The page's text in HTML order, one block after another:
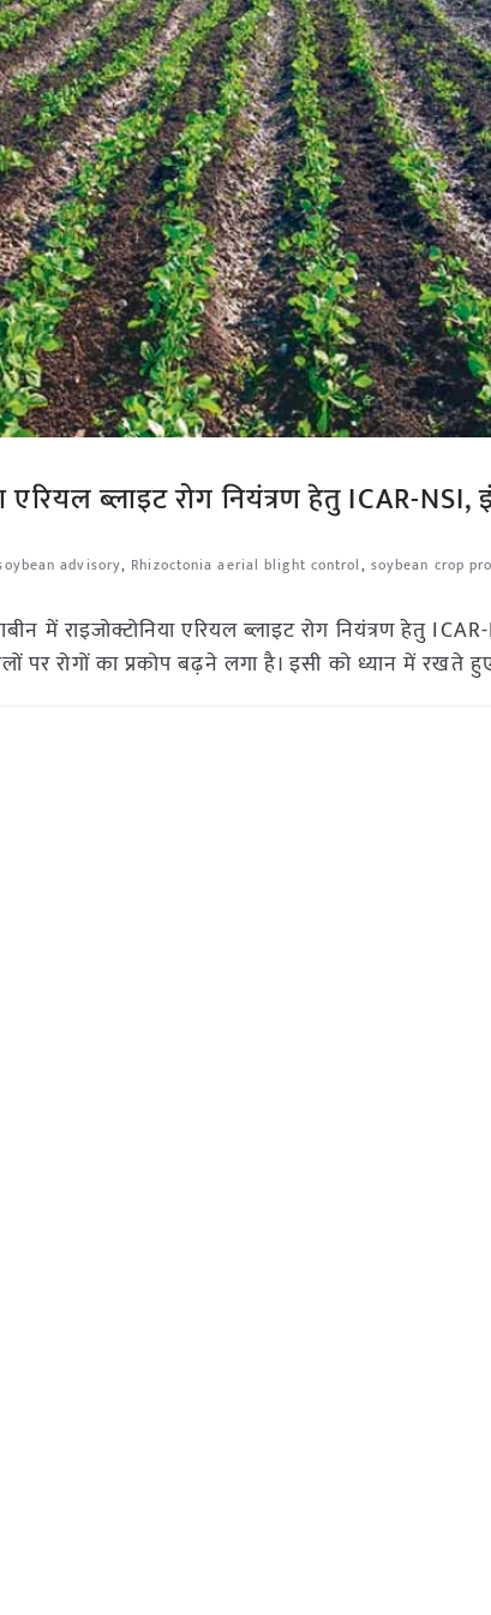
एरियल ब्लाइट रोग नियंत्रण हेतु ICAR-
advisory, Rhizoctonia aerial blight control, soybean crop
में राइजोक्टोनिया एरियल ब्लाइट रोग नियंत्रण हेतु
पर रोगों का प्रकोप बढ़ने लगा है। इसी को ध्यान में रखते